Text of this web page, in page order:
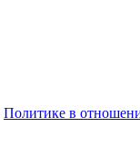
Политике в